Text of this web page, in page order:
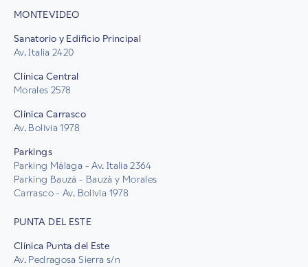
MONTEVIDEO
Sanatorio y Edificio Principal
Av. Italia 2420
Clínica Central
Morales 2578
Clínica Carrasco
Av. Bolivia 1978
Parkings
Parking Málaga - Av. Italia 2364
Parking Bauzá - Bauzá y Morales
Carrasco - Av. Bolivia 1978
PUNTA DEL ESTE
Clínica Punta del Este
Av. Pedragosa Sierra s/n